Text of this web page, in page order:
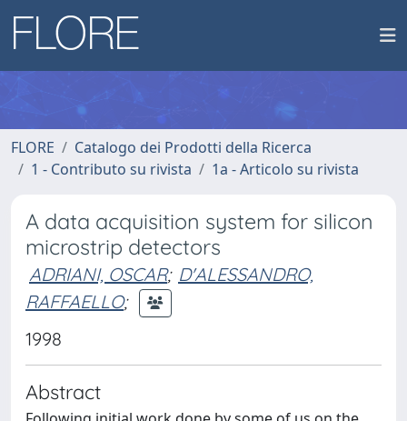
FLORE
Catalogo dei Prodotti della Ricerca
1 - Contributo su rivista
1a - Articolo su rivista
A data acquisition system for silicon
microstrip detectors
ADRIANI, OSCAR; D'ALESSANDRO,
RAFFAELLO;
1998
Abstract